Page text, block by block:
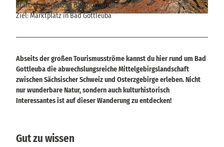
© Alrun Flechsig
Start: Marktplatz in Bad Gottleuba
Ziel: Marktplatz in Bad Gottleuba
Abseits der großen Tourismusströme kannst du hier rund um Bad
Gottleuba die abwechslungsreiche Mittelgebirgslandschaft
zwischen Sächsischer Schweiz und Osterzgebirge erleben. Nicht
nur wunderbare Natur, sondern auch kulturhistorisch
Interessantes ist auf dieser Wanderung zu entdecken!
Gut zu wissen